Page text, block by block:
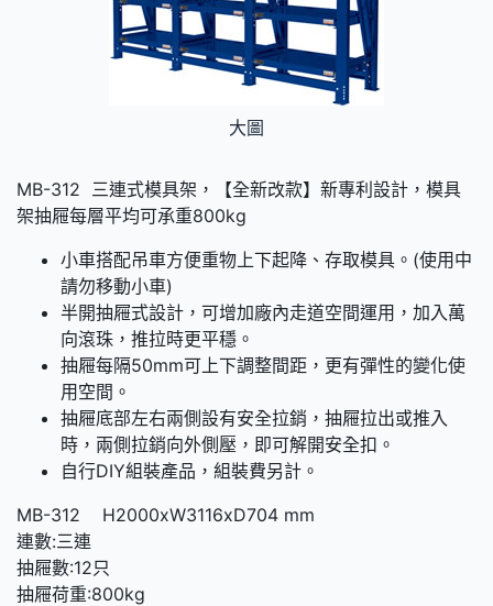
大圖
MB-312 三連式模具架，【全新改款】新專利設計，模具
架抽屜每層平均可承重800kg
小車搭配吊車方便重物上下起降、存取模具。(使用中
請勿移動小車)
半開抽屜式設計，可增加廠內走道空間運用，加入萬
向滾珠，推拉時更平穩。
抽屜每隔50mm可上下調整間距，更有彈性的變化使
用空間。
抽屜底部左右兩側設有安全拉銷，抽屜拉出或推入
時，兩側拉銷向外側壓，即可解開安全扣。
自行DIY組裝產品，組裝費另計。
MB-312 H2000xW3116xD704 mm
連數:三連
抽屜數:12只
抽屜荷重:800kg